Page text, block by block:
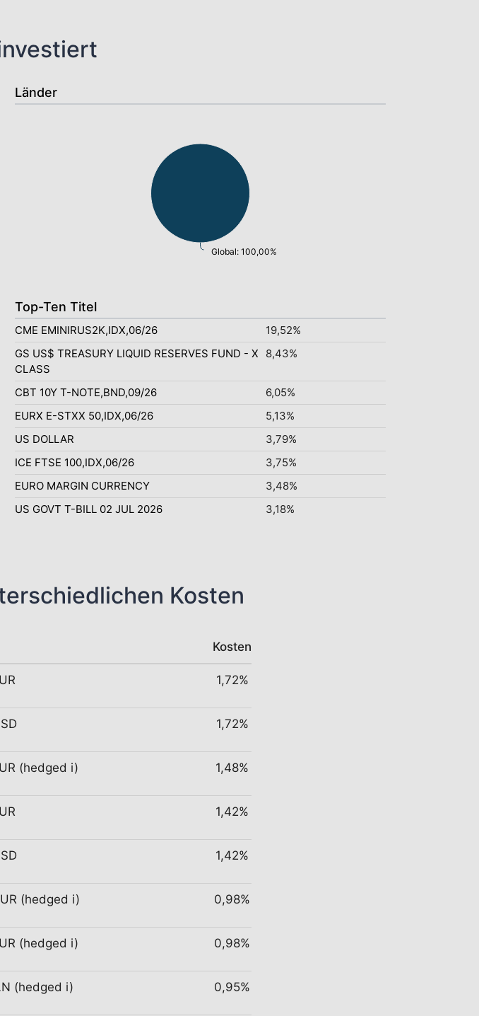
Länder
Global: 100,00%
Top-Ten Titel
CME EMINIRUS2K,IDX,06/26
19,52%
GS US$ TREASURY LIQUID RESERVES FUND - X
CLASS
8,43%
CBT 10Y T-NOTE,BND,09/26
6,05%
EURX E-STXX 50,IDX,06/26
5,13%
US DOLLAR
3,79%
ICE FTSE 100,IDX,06/26
3,75%
EURO MARGIN CURRENCY
3,48%
US GOVT T-BILL 02 JUL 2026
3,18%
Kosten
Kosten
1,72%
1,72%
(hedged i) 1,48%
1,42%
1,42%
(hedged i) 0,98%
(hedged i) 0,98%
(hedged i) 0,95%